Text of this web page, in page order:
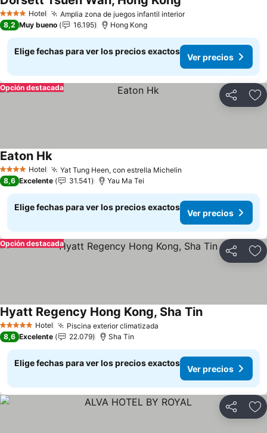
4 EstrellasHotel Amplia zona de juegos infantil interior
8,2 Muy bueno 16.195 Hong Kong
Elige fechas para ver los precios exactos
Ver precios
Compartir
Opción destacada
4 EstrellasHotel Yat Tung Heen, con estrella Michelin
Eaton Hk
8,6 Excelente 31.541 Yau Ma Tei
Elige fechas para ver los precios exactos
Ver precios
Compartir
Opción destacada
5 Estrellas Hotel Piscina exterior climatizada
Hyatt Regency Hong Kong, Sha Tin
8,6 Excelente 22.079 Sha Tin
Elige fechas para ver los precios exactos
Ver precios
Compartir